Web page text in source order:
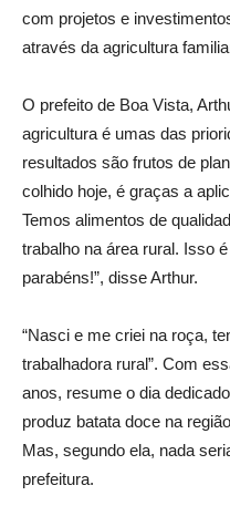
com projetos e
através da agricultura
O prefeito de Boa Vista,
agricultura é umas das
resultados são frutos de
colhido hoje, é graças a
Temos alimentos de
trabalho na área rural. Isso
parabéns!”, disse Arthur.
“Nasci e me criei na roça,
trabalhadora rural”. Com
anos, resume o dia
produz batata doce na
Mas, segundo ela, nada
prefeitura.